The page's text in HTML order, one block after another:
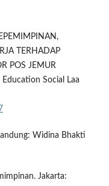
TERHADAP
POS JEMUR
Education Social Laa
Widina Bhakti
Jakarta: